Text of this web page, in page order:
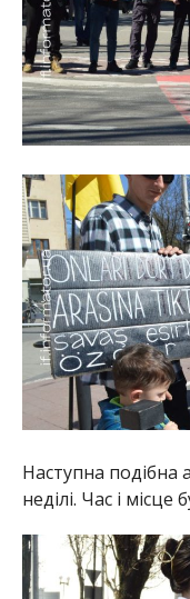
Наступна подібна
неділі. Час і